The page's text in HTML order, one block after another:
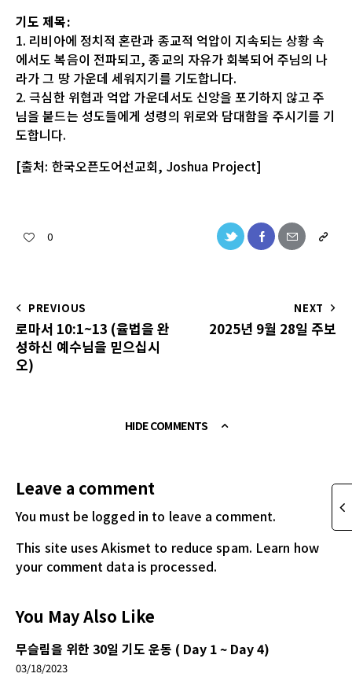
기도 제목:
1. 리비아에 정치적 혼란과 종교적 억압이 지속되는 상황 속
에서도 복음이 전파되고, 종교의 자유가 회복되어 주님의 나
라가 그 땅 가운데 세워지기를 기도합니다.
2. 극심한 위협과 억압 가운데서도 신앙을 포기하지 않고 주
님을 붙드는 성도들에게 성령의 위로와 담대함을 주시기를 기
도합니다.
[출처: 한국오픈도어선교회, Joshua Project]
0
PREVIOUS
로마서 10:1~13 (율법을 완
성하신 예수님을 믿으십시
오)
NEXT
2025년 9월 28일 주보
HIDE COMMENTS
Leave a comment
You must be logged in to leave a comment.
This site uses Akismet to reduce spam. Learn how
your comment data is processed.
You May Also Like
무슬림을 위한 30일 기도 운동 ( Day 1 ~ Day 4)
03/18/2023